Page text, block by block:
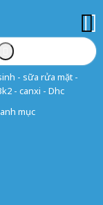
- sữa rửa mặt -
- canxi - Dhc
mục